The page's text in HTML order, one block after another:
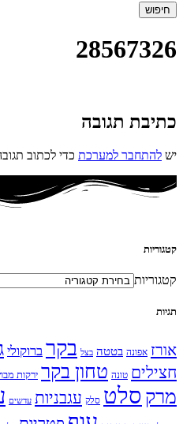
חיפוש
28567326
כתיבת תגובה
יש להתחבר למערכת כדי לכתוב
קטגוריות
קטגוריות
תגיות
אורז אפונה בטטה בצל בקר ברוקולי
חצילים טונה טחון בקר ירקות
מרק סלט סלק עגבניות עדשים